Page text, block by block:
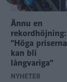
Ännu en
rekordhöjning:
”Höga priserna
kan bli
långvariga”
NYHETER